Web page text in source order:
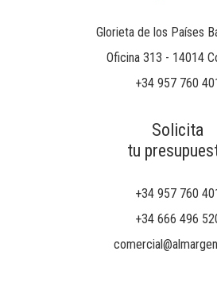
Glorieta de los Países
Oficina 313 - 14014
+34 957 760
Solicita
tu
+34 957 760
+34 666 496